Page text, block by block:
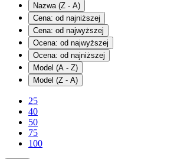
Nazwa (Z - A)
Cena: od najniższej
Cena: od najwyższej
Ocena: od najwyższej
Ocena: od najniższej
Model (A - Z)
Model (Z - A)
25
40
50
75
100